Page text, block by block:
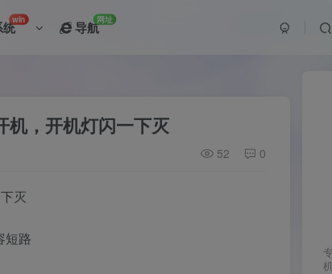
统win 导航网址
机，开机灯闪一下灭
52 0
灭
短路